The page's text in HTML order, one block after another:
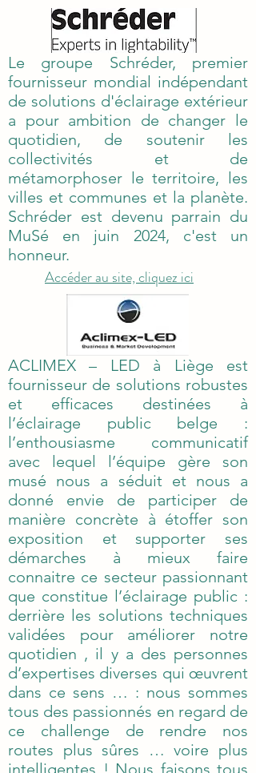
Le groupe Schréder, premier
fournisseur mondial indépendant
de solutions d'éclairage extérieur
a pour ambition de changer le
quotidien, de soutenir les
collectivités et de
métamorphoser le territoire, les
villes et communes et la planète.
Schréder est devenu parrain du
MuSé en juin 2024, c'est un
honneur.
Accéder au site, cliquez ici
ACLIMEX – LED à Liège est
fournisseur de solutions robustes
et efficaces destinées à
l’éclairage public belge :
l’enthousiasme communicatif
avec lequel l’équipe gère son
musé nous a séduit et nous a
donné envie de participer de
manière concrète à étoffer son
exposition et supporter ses
démarches à mieux faire
connaitre ce secteur passionnant
que constitue l’éclairage public :
derrière les solutions techniques
validées pour améliorer notre
quotidien , il y a des personnes
d’expertises diverses qui œuvrent
dans ce sens … : nous sommes
tous des passionnés en regard de
ce challenge de rendre nos
routes plus sûres … voire plus
intelligentes ! Nous faisons tous